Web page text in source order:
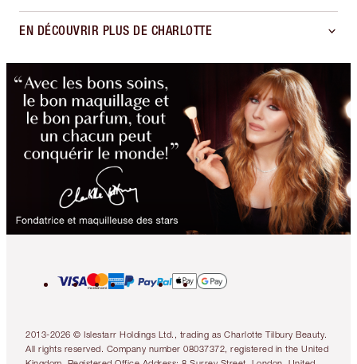
EN DÉCOUVRIR PLUS DE CHARLOTTE
2013-2026 © Islestarr Holdings Ltd., trading as Charlotte Tilbury Beauty.
All rights reserved. Company number 08037372, registered in the United